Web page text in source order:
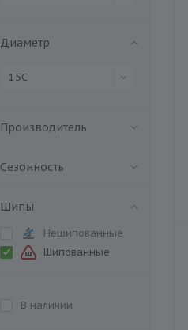
Диаметр
15C
Производитель
Сезонность
Шипы
Нешипованные
Шипованные
В наличии